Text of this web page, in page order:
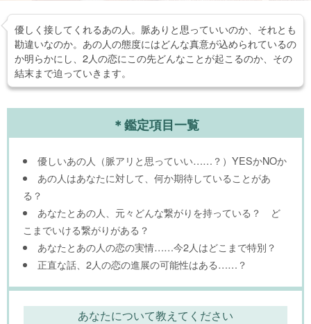
優しく接してくれるあの人。脈ありと思っていいのか、それとも
勘違いなのか。あの人の態度にはどんな真意が込められているの
か明らかにし、2人の恋にこの先どんなことが起こるのか、その
結末まで迫っていきます。
＊鑑定項目一覧
優しいあの人（脈アリと思っていい……？）YESかNOか
あの人はあなたに対して、何か期待していることがあ
る？
あなたとあの人、元々どんな繋がりを持っている？ ど
こまでいける繋がりがある？
あなたとあの人の恋の実情……今2人はどこまで特別？
正直な話、2人の恋の進展の可能性はある……？
あなたについて教えてください